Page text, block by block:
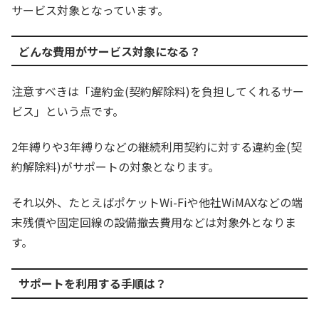
サービス対象となっています。
どんな費用がサービス対象になる？
注意すべきは「違約金(契約解除料)を負担してくれるサー
ビス」という点です。
2年縛りや3年縛りなどの継続利用契約に対する違約金(契
約解除料)がサポートの対象となります。
それ以外、たとえばポケットWi-Fiや他社WiMAXなどの端
末残債や固定回線の設備撤去費用などは対象外となりま
す。
サポートを利用する手順は？